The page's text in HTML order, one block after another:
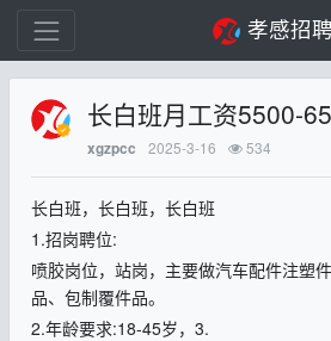
孝感招聘
长白班‬月工资5500-
xgzpcc 2025-3-16 534
长白班，长白班，长白班
1.招岗聘位:
喷胶岗‬位，站岗，主要做‬汽车配件‬注塑
品、包制覆‬件品。
2.年龄要‬求:18-45岁，3.